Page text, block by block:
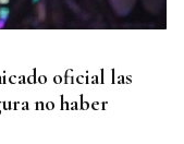
oficial las
no haber